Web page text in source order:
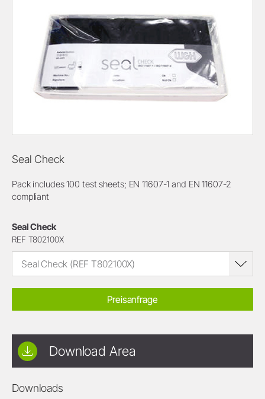
Seal Check
Pack includes 100 test sheets; EN 11607-1 and EN 11607-2
compliant
Seal Check
REF T802100X
Seal Check (REF T802100X)
Preisanfrage
Download Area
Downloads